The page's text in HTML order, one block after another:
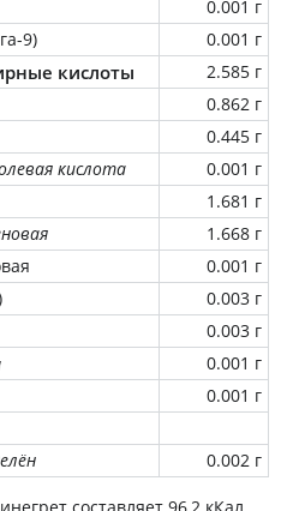
0.001 г
9)
0.001 г
кислоты
2.585 г
0.862 г
0.445 г
кислота
0.001 г
1.681 г
1.668 г
0.001 г
0.003 г
0.003 г
0.001 г
0.001 г
0.002 г